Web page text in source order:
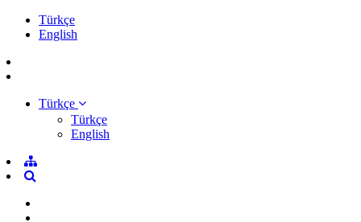
Türkçe
English
Türkçe
Türkçe
English